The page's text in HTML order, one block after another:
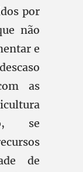
por
não
e
as
se
de